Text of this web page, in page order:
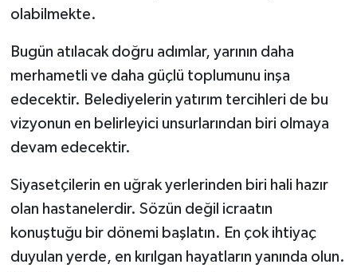
olabilmekte.
Bugün atılacak doğru adımlar, yarının daha
merhametli ve daha güçlü toplumunu inşa
edecektir. Belediyelerin yatırım tercihleri de bu
vizyonun en belirleyici unsurlarından biri olmaya
devam edecektir.
Siyasetçilerin en uğrak yerlerinden biri hali hazır
olan hastanelerdir. Sözün değil icraatın
konuştuğu bir dönemi başlatın. En çok ihtiyaç
duyulan yerde, en kırılgan hayatların yanında olun.